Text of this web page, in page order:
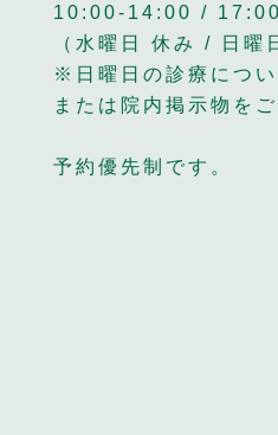
10:00-14:00 /
（水曜日 休み / 日曜
※日曜日の診療につ
または院内掲示物を
予約優先制です。